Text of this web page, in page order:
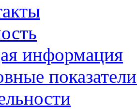
информация